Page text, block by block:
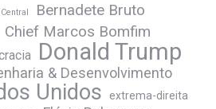
Bernadete Bruto
Chief Marcos Bomfim
Donald Trump
& Desenvolvimento
Unidos extrema-direita